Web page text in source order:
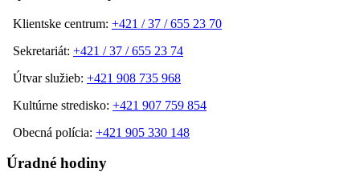
Klientske centrum: +421 / 37 / 655 23 70
Sekretariát: +421 / 37 / 655 23 74
Útvar služieb: +421 908 735 968
Kultúrne stredisko: +421 907 759 854
Obecná polícia: +421 905 330 148
Úradné hodiny